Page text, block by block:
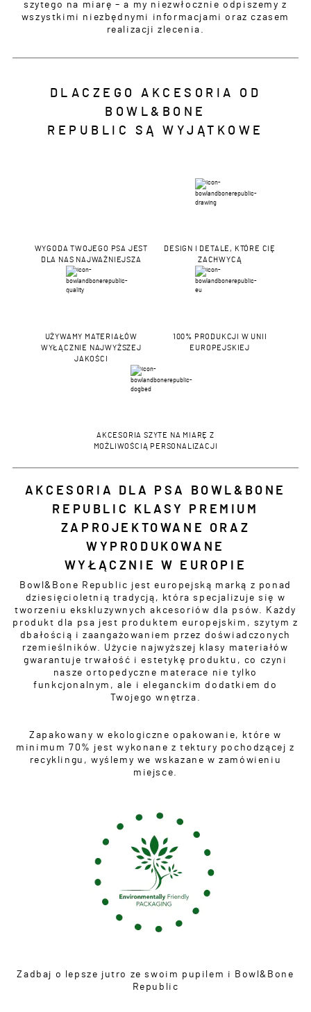
szytego na miarę – a my niezwłocznie odpiszemy z
wszystkimi niezbędnymi informacjami oraz czasem
realizacji zlecenia.
DLACZEGO AKCESORIA OD
BOWL&BONE
REPUBLIC SĄ WYJĄTKOWE
WYGODA TWOJEGO PSA JEST
DLA NAS NAJWAŻNIEJSZA
DESIGN I DETALE, KTÓRE CIĘ
ZACHWYCĄ
UŻYWAMY MATERIAŁÓW
WYŁĄCZNIE NAJWYŻSZEJ
JAKOŚCI
100% PRODUKCJI W UNII
EUROPEJSKIEJ
AKCESORIA SZYTE NA MIARĘ Z
MOŻLIWOŚCIĄ PERSONALIZACJI
AKCESORIA DLA PSA BOWL&BONE
REPUBLIC KLASY PREMIUM
ZAPROJEKTOWANE ORAZ
WYPRODUKOWANE
WYŁĄCZNIE W EUROPIE
Bowl&Bone Republic jest europejską marką z ponad
dziesięcioletnią tradycją, która specjalizuje się w
tworzeniu ekskluzywnych akcesoriów dla psów. Każdy
produkt dla psa jest produktem europejskim, szytym z
dbałością i zaangażowaniem przez doświadczonych
rzemieślników. Użycie najwyższej klasy materiałów
gwarantuje trwałość i estetykę produktu, co czyni
nasze ortopedyczne materace nie tylko
funkcjonalnym, ale i eleganckim dodatkiem do
Twojego wnętrza.
Zapakowany w ekologiczne opakowanie, które w
minimum 70% jest wykonane z tektury pochodzącej z
recyklingu, wyślemy we wskazane w zamówieniu
miejsce.
Zadbaj o lepsze jutro ze swoim pupilem i Bowl&Bone
Republic